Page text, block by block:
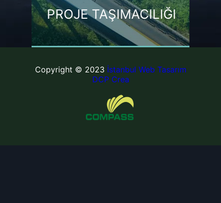
PROJE TAŞIMACILIĞI
Copyright © 2023 İstanbul Web Tasarım
DCP Crea